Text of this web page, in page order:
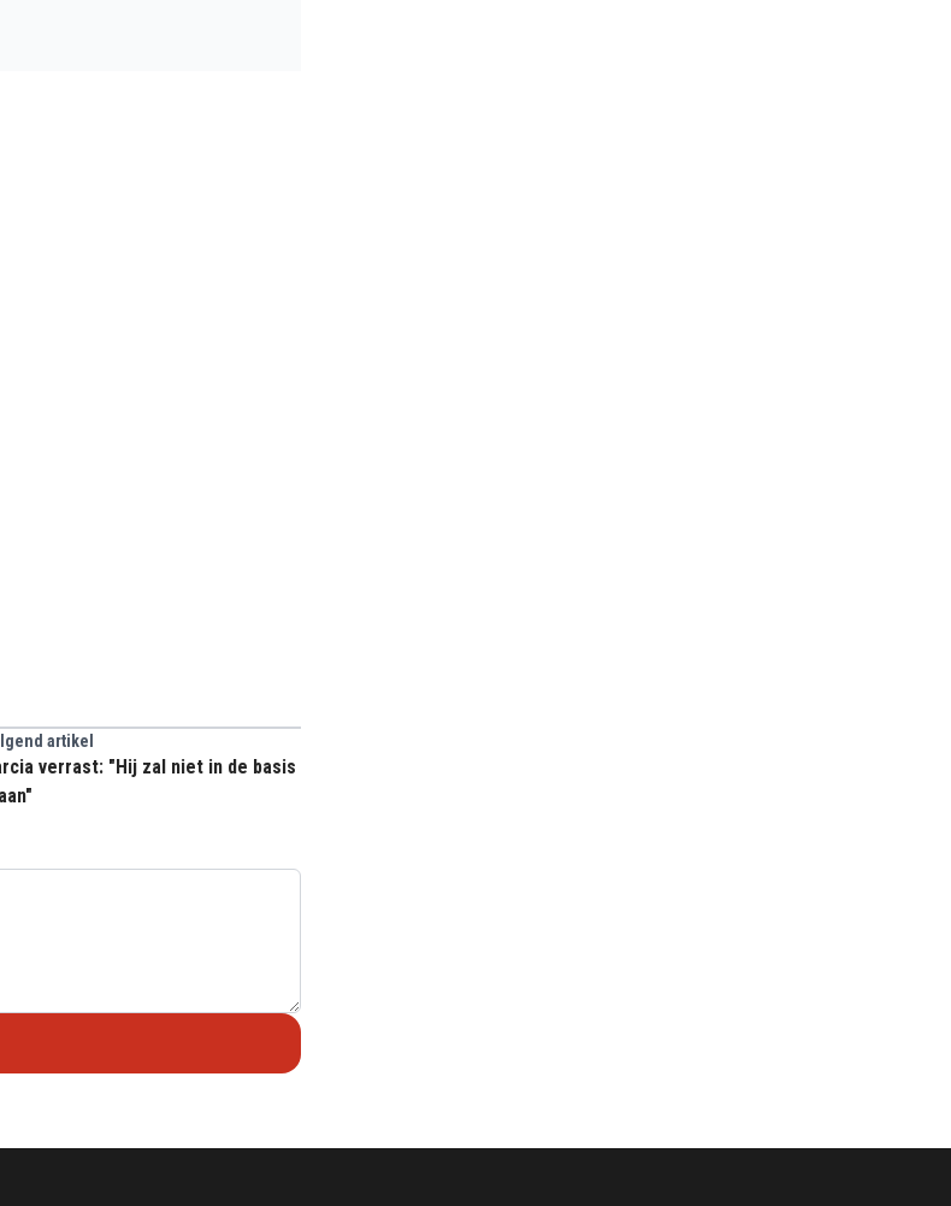
artikel
verrast: "Hij zal niet in de basis